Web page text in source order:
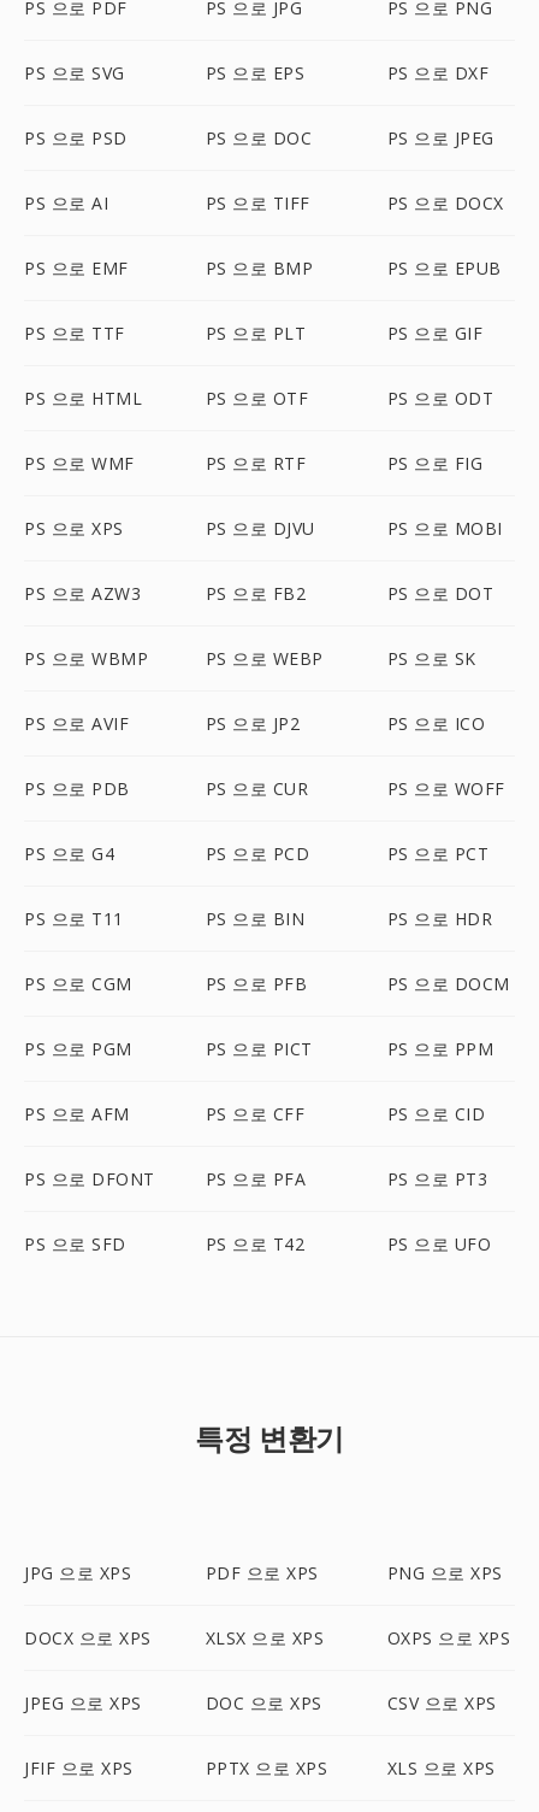
PS 으로 PDF PS 으로 JPG PS 으로 PNG
PS 으로 SVG PS 으로 EPS PS 으로 DXF
PS 으로 PSD PS 으로 DOC PS 으로 JPEG
PS 으로 AI PS 으로 TIFF PS 으로 DOCX
PS 으로 EMF PS 으로 BMP PS 으로 EPUB
PS 으로 TTF PS 으로 PLT PS 으로 GIF
PS 으로 HTML PS 으로 OTF PS 으로 ODT
PS 으로 WMF PS 으로 RTF PS 으로 FIG
PS 으로 XPS PS 으로 DJVU PS 으로 MOBI
PS 으로 AZW3 PS 으로 FB2 PS 으로 DOT
PS 으로 WBMP PS 으로 WEBP PS 으로 SK
PS 으로 AVIF PS 으로 JP2 PS 으로 ICO
PS 으로 PDB PS 으로 CUR PS 으로 WOFF
PS 으로 G4 PS 으로 PCD PS 으로 PCT
PS 으로 T11 PS 으로 BIN PS 으로 HDR
PS 으로 CGM PS 으로 PFB PS 으로 DOCM
PS 으로 PGM PS 으로 PICT PS 으로 PPM
PS 으로 AFM PS 으로 CFF PS 으로 CID
PS 으로 DFONT PS 으로 PFA PS 으로 PT3
PS 으로 SFD PS 으로 T42 PS 으로 UFO
특정 변환기
JPG 으로 XPS PDF 으로 XPS PNG 으로 XPS
DOCX 으로 XPS XLSX 으로 XPS OXPS 으로 XPS
JPEG 으로 XPS DOC 으로 XPS CSV 으로 XPS
JFIF 으로 XPS PPTX 으로 XPS XLS 으로 XPS